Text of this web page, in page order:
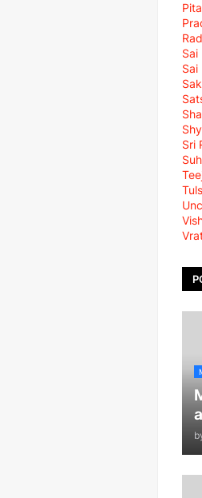
Sai
Sri